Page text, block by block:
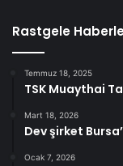
Rastgele
Temmuz 18, 2025
TSK Muaythai
Mart 18, 2026
Dev şirket
Ocak 7, 2026